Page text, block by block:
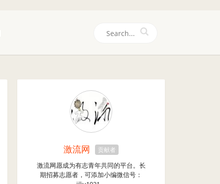
激流网 贡献者
激流网愿成为有志青年共同的平台。长
期招募志愿者，可添加小编微信号：